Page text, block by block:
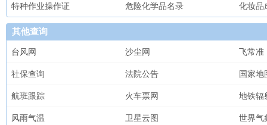
特种作业操作证 危险化学品名录 化妆品
其他查询
台风网 沙尘网 飞常准
社保查询 法院公告 国家地
航班跟踪 火车票网 地铁辐
风雨气温 卫星云图 世界气